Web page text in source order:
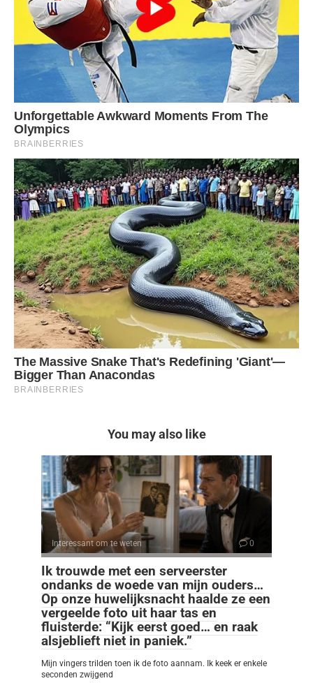
You may also like
Interessant om te weten 0
Ik trouwde met een serveerster
ondanks de woede van mijn ouders…
Op onze huwelijksnacht haalde ze een
vergeelde foto uit haar tas en
fluisterde: “Kijk eerst goed… en raak
alsjeblieft niet in paniek.”
Mijn vingers trilden toen ik de foto aannam. Ik keek er enkele
seconden zwijgend